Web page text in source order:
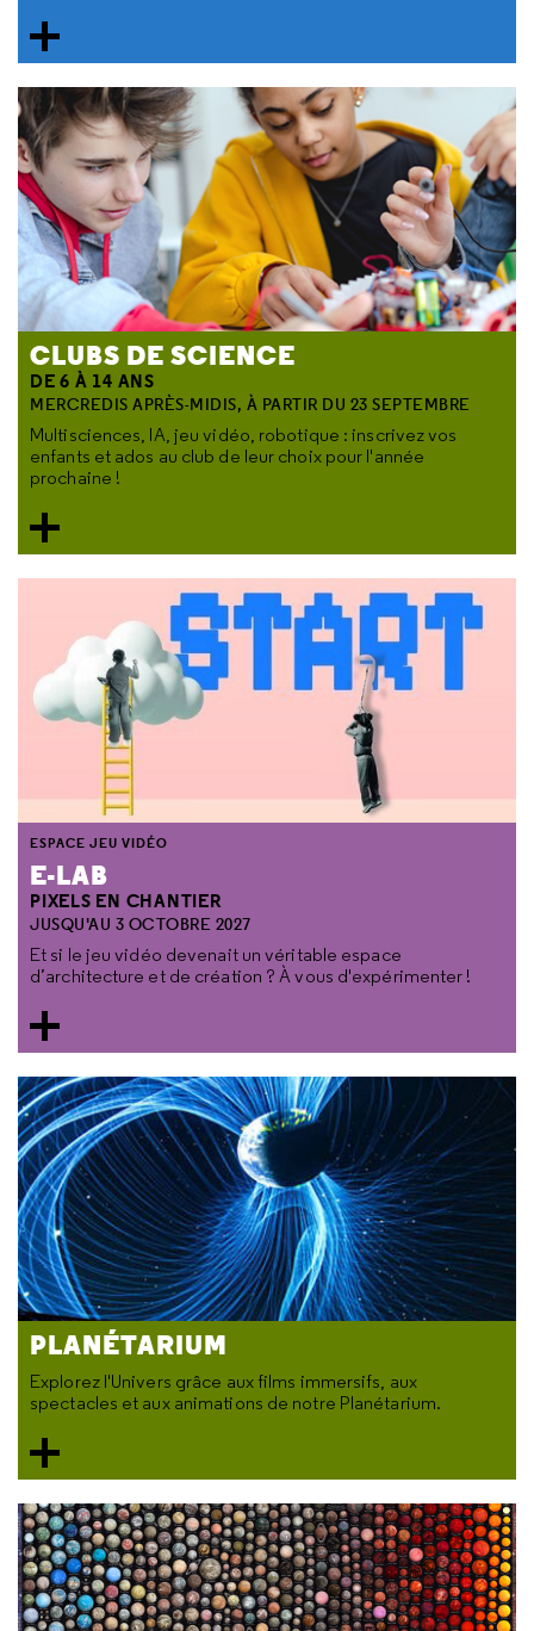
CLUBS DE SCIENCE
DE 6 À 14 ANS
MERCREDIS APRÈS-MIDIS, À PARTIR DU 23 SEPTEMBRE
Multisciences, IA, jeu vidéo, robotique : inscrivez vos
enfants et ados au club de leur choix pour l'année
prochaine !
E-LAB
PIXELS EN CHANTIER
ESPACE JEU VIDÉO
JUSQU'AU 3 OCTOBRE 2027
Et si le jeu vidéo devenait un véritable espace
d’architecture et de création ? À vous d'expérimenter !
PLANÉTARIUM
Explorez l'Univers grâce aux films immersifs, aux
spectacles et aux animations de notre Planétarium.